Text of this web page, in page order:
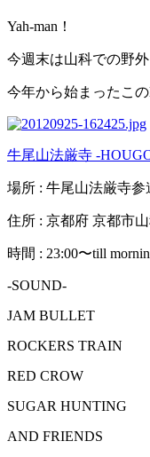
Yah-man！
今週末は山科での野外
今年から始まったこの
牛尾山法厳寺 -
場所 : 牛尾山法厳寺参
住所 : 京都府‎ 京都市
時間 : 23:00〜till
-SOUND-
JAM BULLET
ROCKERS TRAIN
RED CROW
SUGAR HUNTING
AND FRIENDS